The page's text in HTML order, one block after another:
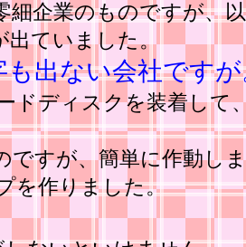
企業のものですが、
出ていました。
出ない会社です
ディスクを装着し
ですが、簡単に作動し
を作りました。